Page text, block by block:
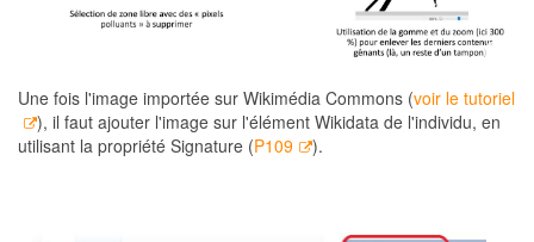
Une fois l'image importée sur Wikimédia Commons (voir le tutoriel
), il faut ajouter l'image sur l'élément Wikidata de l'individu, en
utilisant la propriété Signature (P109 ).